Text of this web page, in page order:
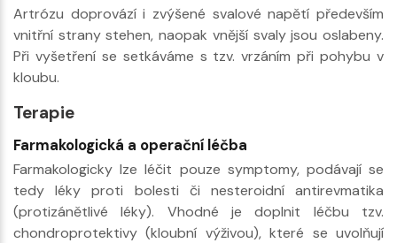
Artrózu doprovází i zvýšené svalové napětí především
vnitřní strany stehen, naopak vnější svaly jsou oslabeny.
Při vyšetření se setkáváme s tzv. vrzáním při pohybu v
kloubu.
Terapie
Farmakologická a operační léčba
Farmakologicky lze léčit pouze symptomy, podávají se
tedy léky proti bolesti či nesteroidní antirevmatika
(protizánětlivé léky). Vhodné je doplnit léčbu tzv.
chondroprotektivy (kloubní výživou), které se uvolňují